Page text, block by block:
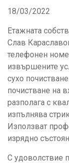
18/03/2022
Етажната
Слав
телефонен
извършените
сухо
почистване на
разполага с
изпълнява
Използват
изрядно
С удоволствие